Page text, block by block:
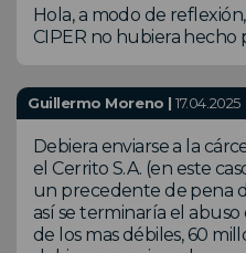
Hola, a modo de
CIPER no hubiera hecho
Guillermo Moreno |17.04.2025
Debiera enviarse a la
el Cerrito S.A. (en este
un precedente de pena
así se terminaría el
de los mas débiles, 60